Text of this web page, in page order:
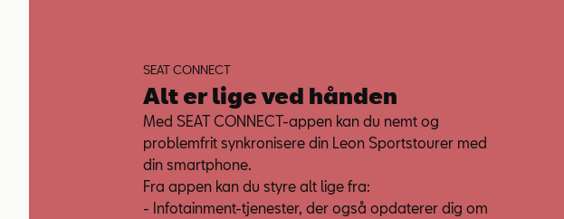
SEAT CONNECT
Alt er lige ved hånden
Med SEAT CONNECT-appen kan du nemt og
problemfrit synkronisere din Leon Sportstourer med
din smartphone.
Fra appen kan du styre alt lige fra:
- Infotainment-tjenester, der også opdaterer dig om